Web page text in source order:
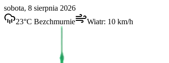
sobota, 8 sierpnia 2026
23°C Bezchmurnie Wiatr: 10 km/h